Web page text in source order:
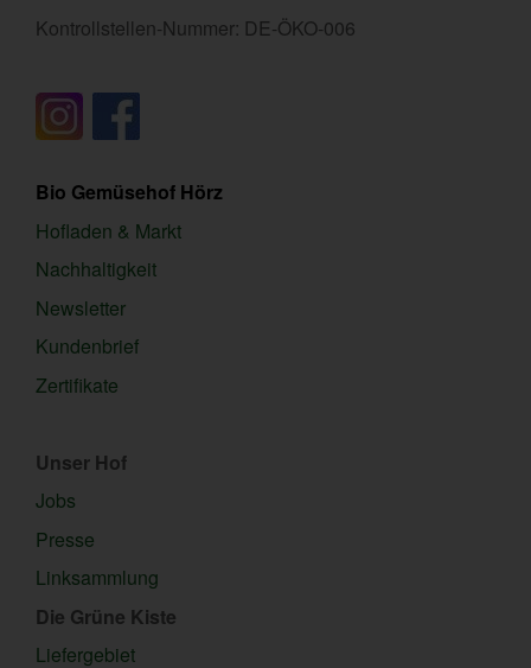
Kontrollstellen-Nummer: DE-ÖKO-006
Bio Gemüsehof Hörz
Hofladen & Markt
Nachhaltigkeit
Newsletter
Kundenbrief
Zertifikate
Unser Hof
Jobs
Presse
Linksammlung
Die Grüne Kiste
Liefergebiet